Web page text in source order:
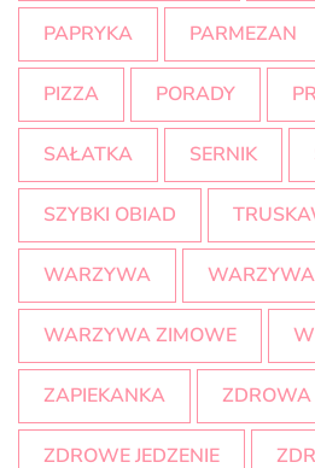
PAPRYKA PARMEZAN
PIZZA PORADY
SAŁATKA SERNIK
SZYBKI OBIAD
WARZYWA
WARZYWA ZIMOWE
ZAPIEKANKA ZDROWA
ZDROWE JEDZENIE